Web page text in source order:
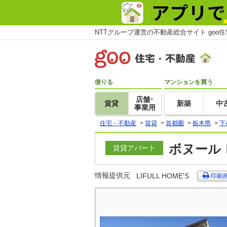
NTTグループ運営の不動産総合サイト goo
借りる
賃貸
店舗･
事業用
マンションを買う
新築 中
住宅・不動産 > 賃貸 > 首都圏 > 栃木県 > 下
賃貸アパート ボヌール
情報提供元 LIFULL HOME'S 印刷